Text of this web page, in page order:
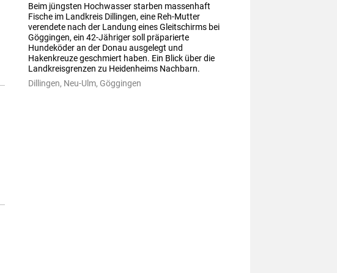
Beim jüngsten Hochwasser starben massenhaft
Fische im Landkreis Dillingen, eine Reh-Mutter
verendete nach der Landung eines Gleitschirms bei
Göggingen, ein 42-Jähriger soll präparierte
Hundeköder an der Donau ausgelegt und
Hakenkreuze geschmiert haben. Ein Blick über die
Landkreisgrenzen zu Heidenheims Nachbarn.
Dillingen, Neu-Ulm, Göggingen